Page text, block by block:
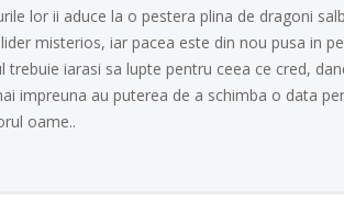
lor ii aduce la o pestera plina de dragoni
misterios, iar pacea este din nou pusa in
trebuie iarasi sa lupte pentru ceea ce cred,
impreuna au puterea de a schimba o data
oame..